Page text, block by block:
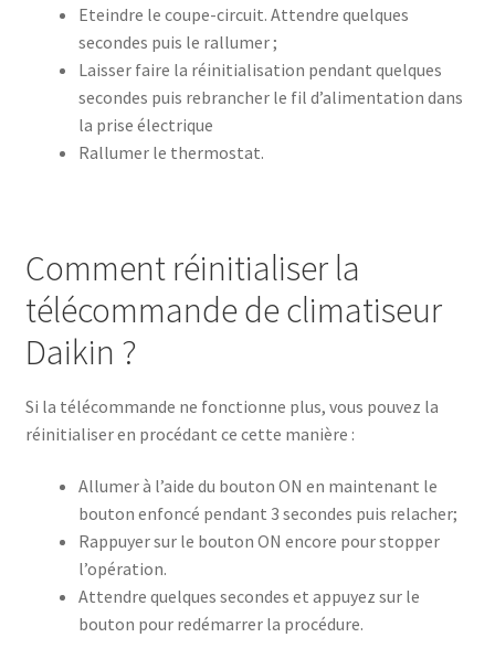
Eteindre le coupe-circuit. Attendre quelques
secondes puis le rallumer ;
Laisser faire la réinitialisation pendant quelques
secondes puis rebrancher le fil d’alimentation dans
la prise électrique
Rallumer le thermostat.
Comment réinitialiser la
télécommande de climatiseur
Daikin ?
Si la télécommande ne fonctionne plus, vous pouvez la
réinitialiser en procédant ce cette manière :
Allumer à l’aide du bouton ON en maintenant le
bouton enfoncé pendant 3 secondes puis relacher;
Rappuyer sur le bouton ON encore pour stopper
l’opération.
Attendre quelques secondes et appuyez sur le
bouton pour redémarrer la procédure.